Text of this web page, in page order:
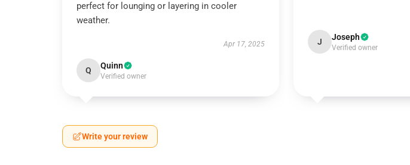
perfect for lounging or layering in cooler
weather.
Apr 17, 2025
Q Quinn
Verified owner
J Joseph
Verified owner
Write your review